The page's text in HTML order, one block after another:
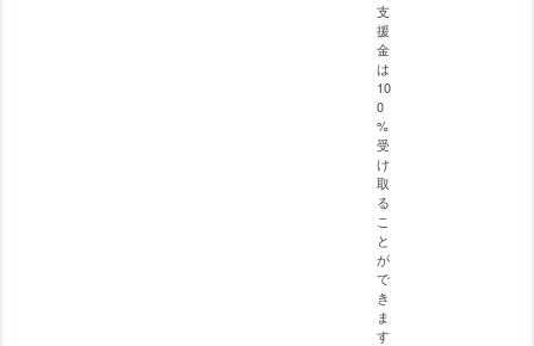
支
援
金
は
10
0
%
受
け
取
る
こ
と
が
で
き
ま
す